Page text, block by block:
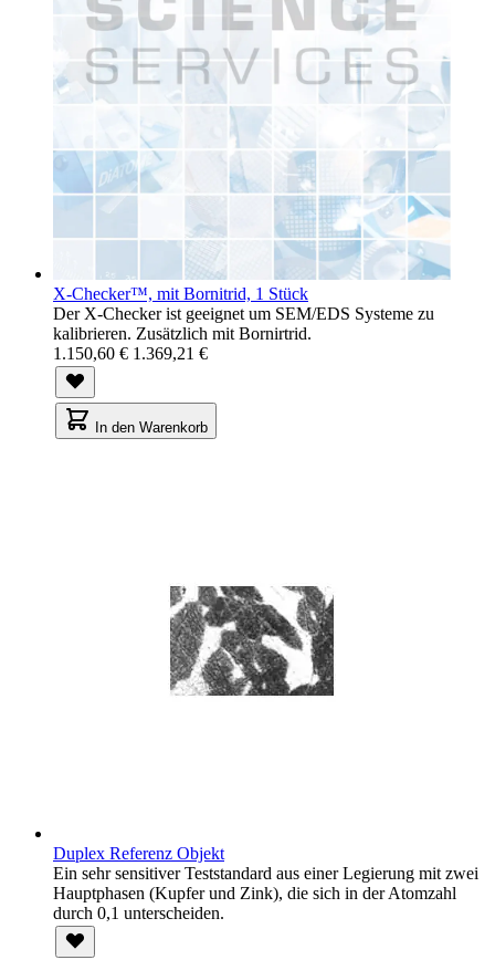
X-Checker™, mit Bornitrid, 1 Stück
Der X-Checker ist geeignet um SEM/EDS Systeme zu
kalibrieren. Zusätzlich mit Bornirtrid.
1.150,60 € 1.369,21 €
In den Warenkorb
Duplex Referenz Objekt
Ein sehr sensitiver Teststandard aus einer Legierung mit zwei
Hauptphasen (Kupfer und Zink), die sich in der Atomzahl
durch 0,1 unterscheiden.